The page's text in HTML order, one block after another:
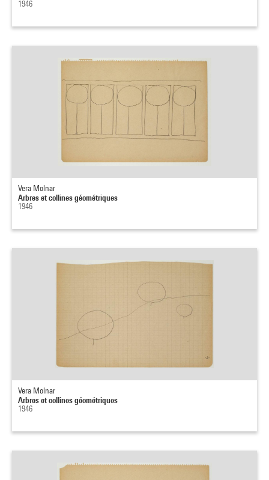
1946
Vera Molnar
Arbres et collines géométriques
1946
Vera Molnar
Arbres et collines géométriques
1946